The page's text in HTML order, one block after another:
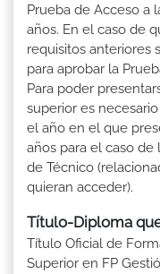
Prueba de Acceso a
años. En el caso de
requisitos anteriores
para aprobar la
Para poder
superior es
el año en el que
años para el caso
de Técnico
quieran acceder).
Título-Diploma
Título Oficial de
Superior en FP